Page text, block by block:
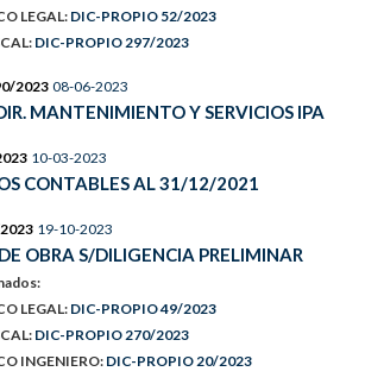
LEGAL: DIC-PROPIO 52/2023
DIC-PROPIO 297/2023
2023 08-06-2023
MANTENIMIENTO Y SERVICIOS IPA
10-03-2023
CONTABLES AL 31/12/2021
19-10-2023
OBRA S/DILIGENCIA PRELIMINAR
LEGAL: DIC-PROPIO 49/2023
DIC-PROPIO 270/2023
INGENIERO:DIC-PROPIO 20/2023